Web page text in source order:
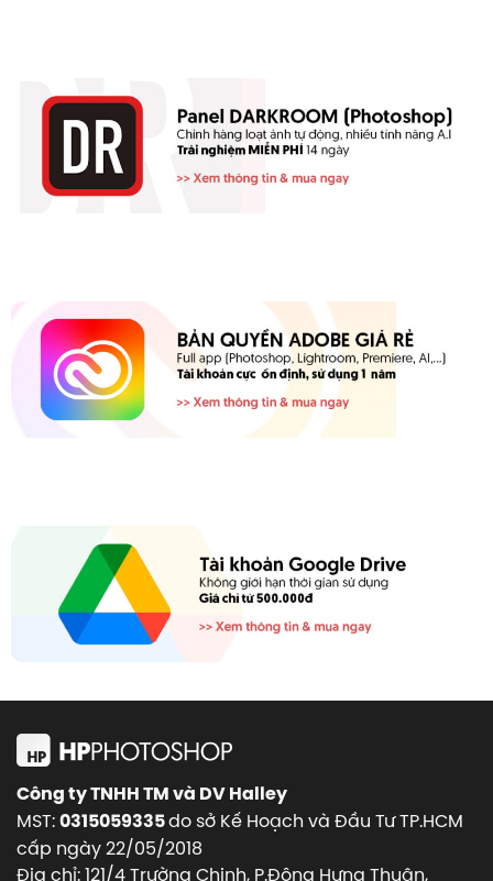
Công ty TNHH TM và DV Halley
MST:0315059335do sở Kế Hoạch và Đầu Tư TP.HCM
cấp ngày 22/05/2018
Địa chỉ: 121/4 Trường Chinh, P.Đông Hưng Thuận,